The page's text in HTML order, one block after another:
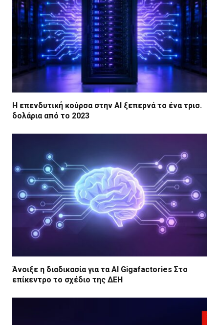
Η επενδυτική κούρσα στην AI ξεπερνά το ένα τρισ.
δολάρια από το 2023
Άνοιξε η διαδικασία για τα AI Gigafactories Στο
επίκεντρο το σχέδιο της ΔΕΗ